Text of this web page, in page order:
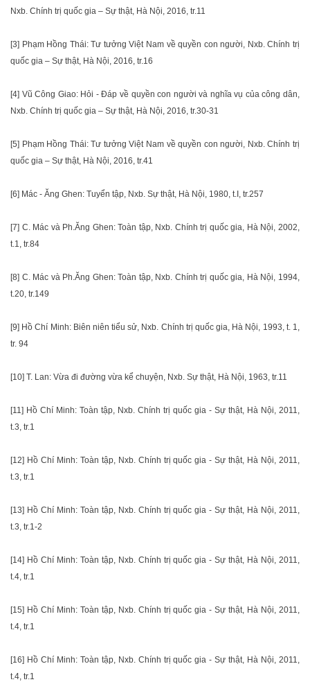
Nxb. Chính trị quốc gia – Sự thật, Hà Nội, 2016, tr.11
[3] Phạm Hồng Thái: Tư tưởng Việt Nam về quyền con người, Nxb. Chính trị
quốc gia – Sự thật, Hà Nội, 2016, tr.16
[4] Vũ Công Giao: Hỏi - Đáp về quyền con người và nghĩa vụ của công dân,
Nxb. Chính trị quốc gia – Sự thật, Hà Nội, 2016, tr.30-31
[5] Phạm Hồng Thái: Tư tưởng Việt Nam về quyền con người, Nxb. Chính trị
quốc gia – Sự thật, Hà Nội, 2016, tr.41
[6] Mác - Ăng Ghen: Tuyển tập, Nxb. Sự thật, Hà Nội, 1980, t.I, tr.257
[7] C. Mác và Ph.Ăng Ghen: Toàn tập, Nxb. Chính trị quốc gia, Hà Nội, 2002,
t.1, tr.84
[8] C. Mác và Ph.Ăng Ghen: Toàn tập, Nxb. Chính trị quốc gia, Hà Nội, 1994,
t.20, tr.149
[9] Hồ Chí Minh: Biên niên tiểu sử, Nxb. Chính trị quốc gia, Hà Nội, 1993, t. 1,
tr. 94
[10] T. Lan: Vừa đi đường vừa kể chuyện, Nxb. Sự thật, Hà Nội, 1963, tr.11
[11] Hồ Chí Minh: Toàn tập, Nxb. Chính trị quốc gia - Sự thật, Hà Nội, 2011,
t.3, tr.1
[12] Hồ Chí Minh: Toàn tập, Nxb. Chính trị quốc gia - Sự thật, Hà Nội, 2011,
t.3, tr.1
[13] Hồ Chí Minh: Toàn tập, Nxb. Chính trị quốc gia - Sự thật, Hà Nội, 2011,
t.3, tr.1-2
[14] Hồ Chí Minh: Toàn tập, Nxb. Chính trị quốc gia - Sự thật, Hà Nội, 2011,
t.4, tr.1
[15] Hồ Chí Minh: Toàn tập, Nxb. Chính trị quốc gia - Sự thật, Hà Nội, 2011,
t.4, tr.1
[16] Hồ Chí Minh: Toàn tập, Nxb. Chính trị quốc gia - Sự thật, Hà Nội, 2011,
t.4, tr.1